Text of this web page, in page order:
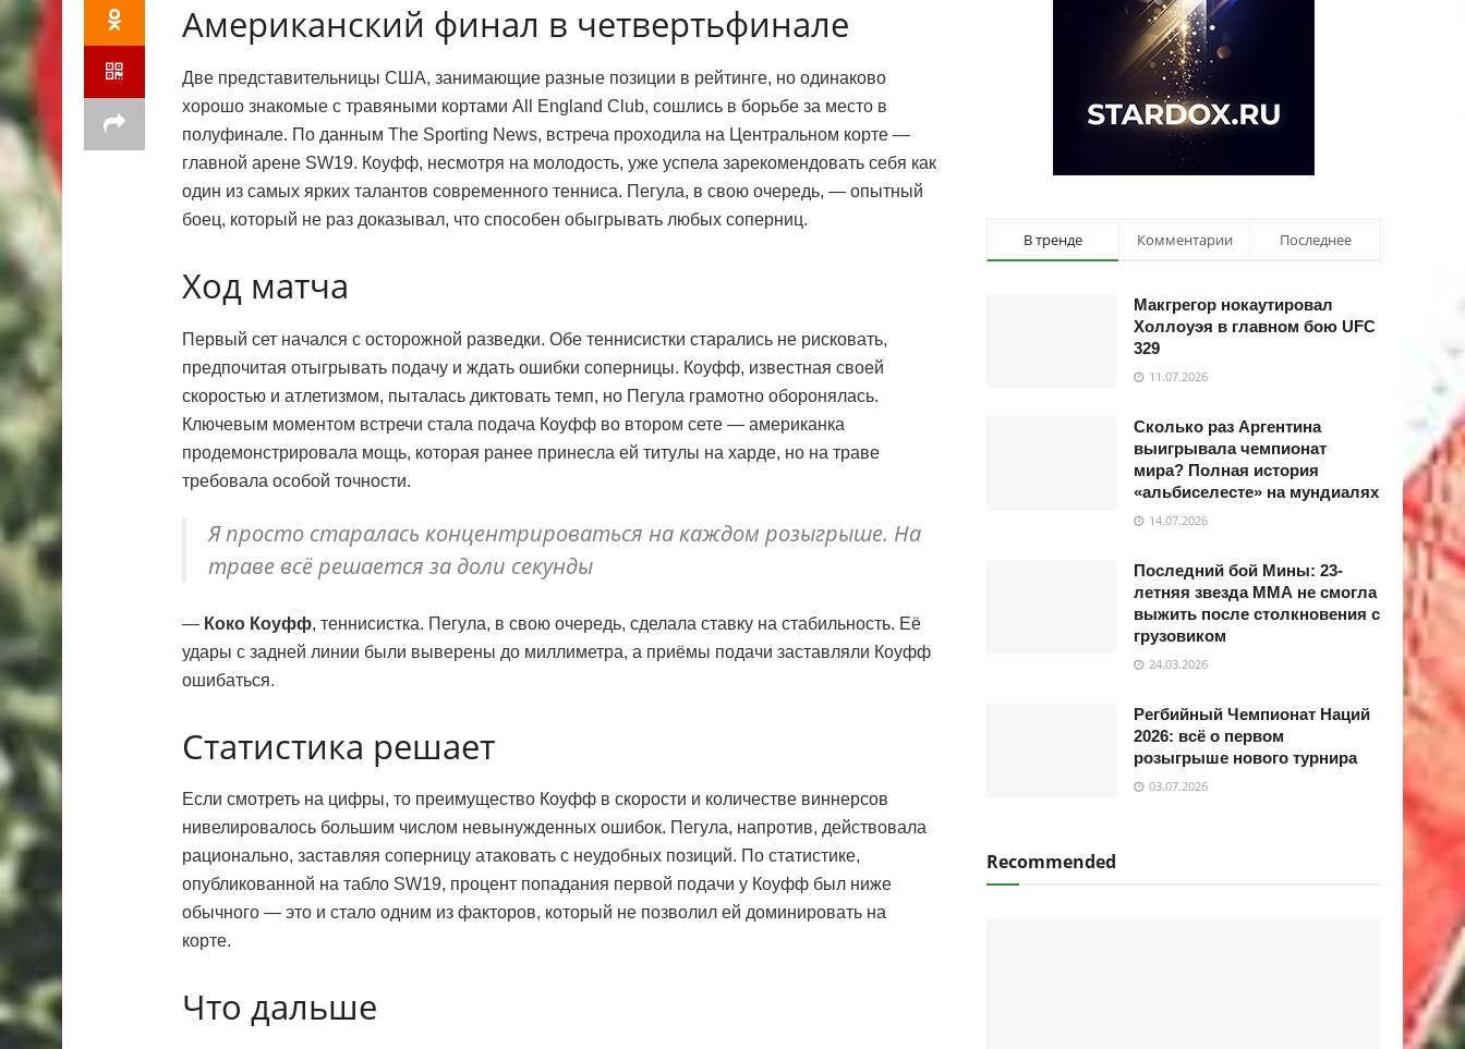
Американский финал в четвертьфинале
Две представительницы США, занимающие разные позиции в рейтинге, но одинаково
хорошо знакомые с травяными кортами All England Club, сошлись в борьбе за место в
полуфинале. По данным The Sporting News, встреча проходила на Центральном корте —
главной арене SW19. Коуфф, несмотря на молодость, уже успела зарекомендовать себя как
один из самых ярких талантов современного тенниса. Пегула, в свою очередь, — опытный
боец, который не раз доказывал, что способен обыгрывать любых соперниц.
Ход матча
Первый сет начался с осторожной разведки. Обе теннисистки старались не рисковать,
предпочитая отыгрывать подачу и ждать ошибки соперницы. Коуфф, известная своей
скоростью и атлетизмом, пыталась диктовать темп, но Пегула грамотно оборонялась.
Ключевым моментом встречи стала подача Коуфф во втором сете — американка
продемонстрировала мощь, которая ранее принесла ей титулы на харде, но на траве
требовала особой точности.
Я просто старалась концентрироваться на каждом розыгрыше. На
траве всё решается за доли секунды
— Коко Коуфф, теннисистка. Пегула, в свою очередь, сделала ставку на стабильность. Её
удары с задней линии были выверены до миллиметра, а приёмы подачи заставляли Коуфф
ошибаться.
Статистика решает
Если смотреть на цифры, то преимущество Коуфф в скорости и количестве виннерсов
нивелировалось большим числом невынужденных ошибок. Пегула, напротив, действовала
рационально, заставляя соперницу атаковать с неудобных позиций. По статистике,
опубликованной на табло SW19, процент попадания первой подачи у Коуфф был ниже
обычного — это и стало одним из факторов, который не позволил ей доминировать на
корте.
Что дальше
В тренде Комментарии Последнее
Макгрегор нокаутировал
Холлоуэя в главном бою UFC
329
11.07.2026
Сколько раз Аргентина
выигрывала чемпионат
мира? Полная история
«альбиселесте» на мундиалях
14.07.2026
Последний бой Мины: 23-
летняя звезда ММА не смогла
выжить после столкновения с
грузовиком
24.03.2026
Регбийный Чемпионат Наций
2026: всё о первом
розыгрыше нового турнира
03.07.2026
Recommended